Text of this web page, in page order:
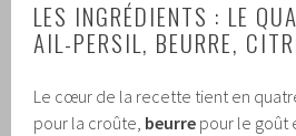
LES INGRÉDIENTS : LE
AIL-PERSIL, BEURRE,
Le cœur de la recette tient en
pour la croûte, beurre pour le goût